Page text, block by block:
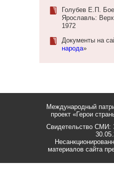
Голубев Е.П.
Ярославль:
1972
Документы на
народа»
Международный
проект «Герои
Свидетельство
материалов сайта